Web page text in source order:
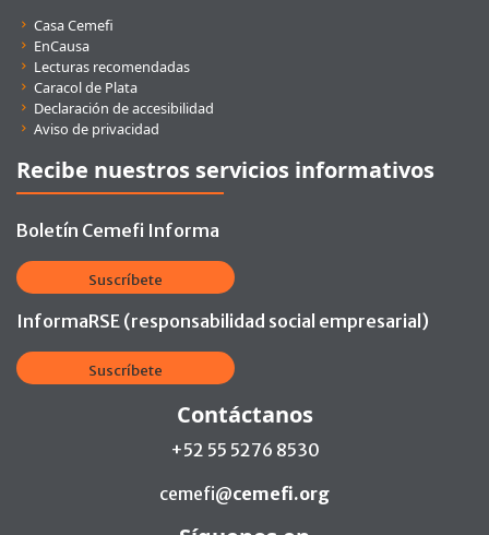
Enlaces rápidos
Casa Cemefi
EnCausa
Lecturas recomendadas
Caracol de Plata
Declaración de accesibilidad
Aviso de privacidad
Recibe nuestros servicios informativos
Boletín Cemefi Informa
Suscríbete
InformaRSE (responsabilidad social empresarial)
Suscríbete
Contáctanos
+52 55 5276 8530
cemefi@cemefi.org